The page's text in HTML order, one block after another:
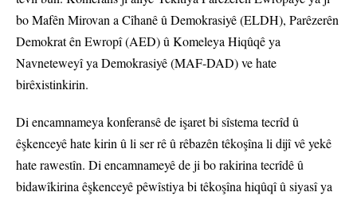
bo Mafên Mirovan a Cîhanê û Demokrasiyê (ELDH), Parêzerên
Demokrat ên Ewropî (AED) û Komeleya Hiqûqê ya
Navneteweyî ya Demokrasiyê (MAF-DAD) ve hate
birêxistinkirin.
Di encamnameya konferansê de işaret bi sîstema tecrîd û
êşkenceyê hate kirin û li ser rê û rêbazên têkoşîna li dijî vê yekê
hate rawestîn. Di encamnameyê de ji bo rakirina tecrîdê û
bidawîkirina êşkenceyê pêwîstiya bi têkoşîna hiqûqî û siyasî ya